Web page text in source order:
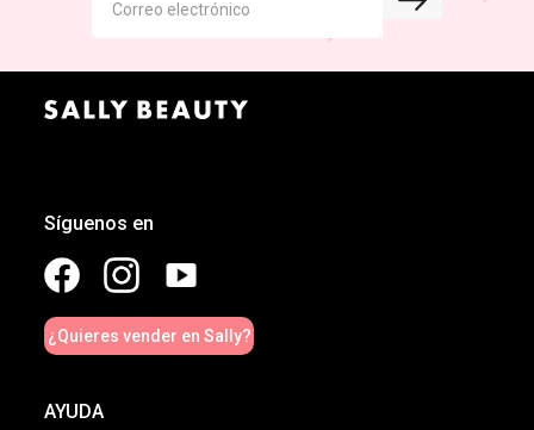
Síguenos en
¿Quieres vender en Sally?
AYUDA